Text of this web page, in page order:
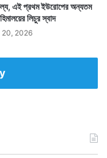
এই প্রথম ইউরোপের অন্যতম
লিচুর স্বাদ
20, 2026